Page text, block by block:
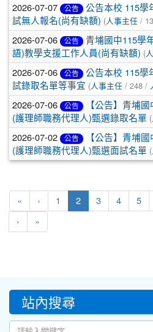
2026-07-07 公告
公告本校 115學
試無人報名(尚有缺額) (人事主任 /
2026-07-06 公告
青埔國中115學
語)教學支援工作人員(尚有缺額) (
2026-07-06 公告
公告本校 115學
試錄取名單等事宜 (人事主任 / 248 /
2026-07-06 公告
【公告】青埔
(護理師職務代理人)甄選錄取名單 (
2026-07-02 公告
【公告】青埔
(護理師職務代理人)甄選面試名單 (
« ‹ 1 2(current)
3 4 5
› »
::: 站內搜尋